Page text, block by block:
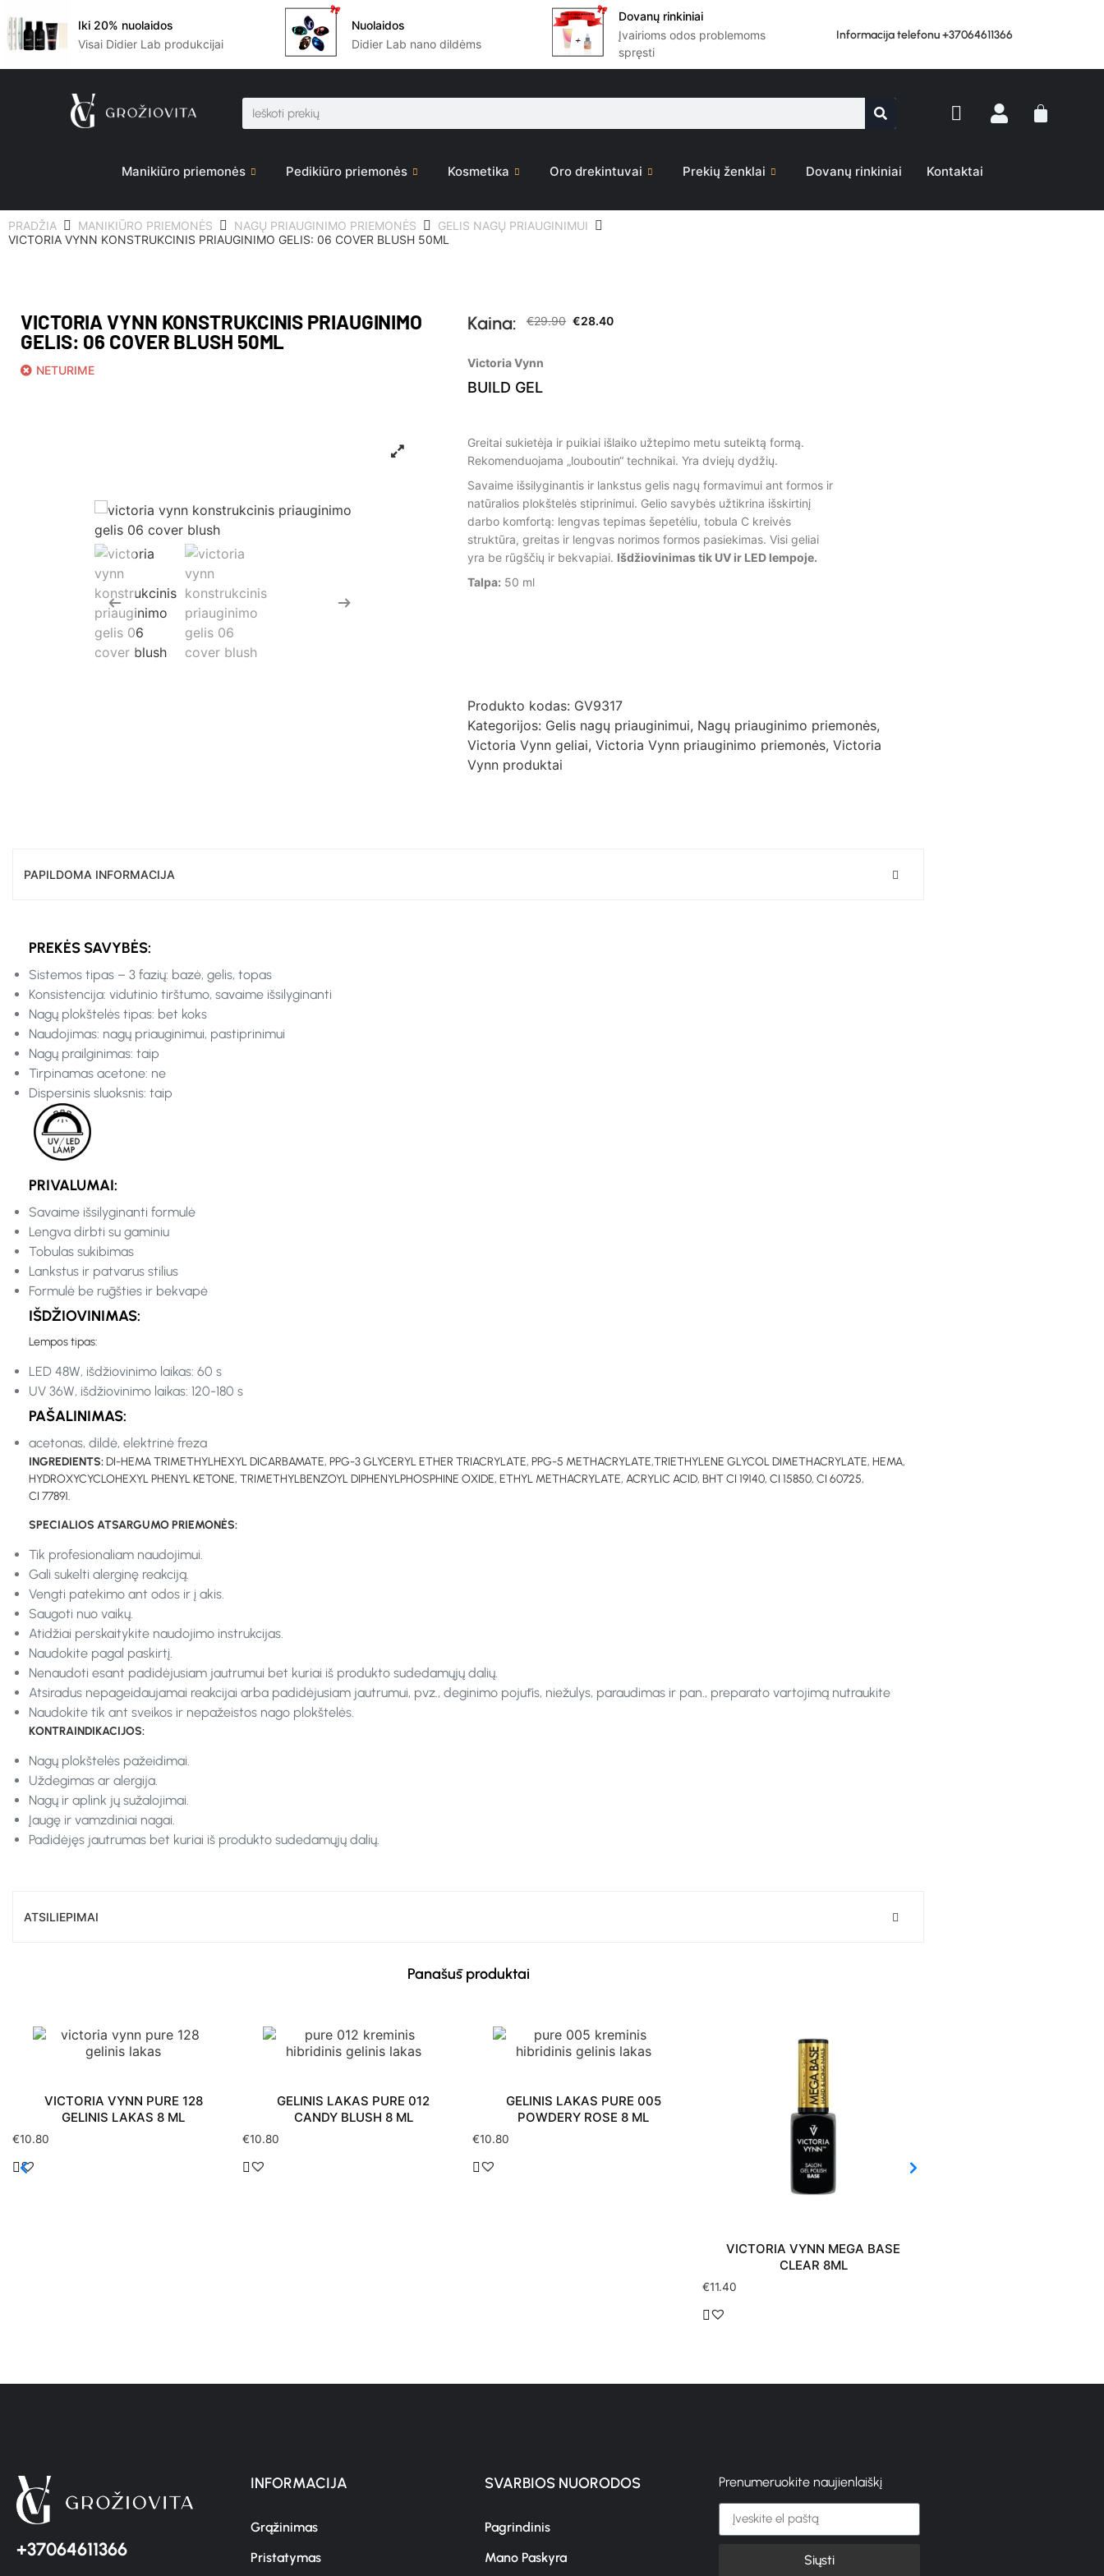
Iki 20% nuolaidos
Visai Didier Lab produkcijai
Nuolaidos
Didier Lab nano dildėms
Dovanų rinkiniai
Įvairioms odos problemoms
spręsti
Informacija telefonu +37064611366
Manikiūro priemonės Pedikiūro priemonės Kosmetika Oro drekintuvai Prekių ženklai Dovanų rinkiniai Kontaktai
PRADŽIA MANIKIŪRO PRIEMONĖS NAGŲ PRIAUGINIMO PRIEMONĖS
GELIS NAGŲ PRIAUGINIMUI
VICTORIA VYNN KONSTRUKCINIS PRIAUGINIMO GELIS: 06 COVER BLUSH 50ML
VICTORIA VYNN KONSTRUKCINIS PRIAUGINIMO
GELIS: 06 COVER BLUSH 50ML
NETURIME
Kaina: €29.90 €28.40
Victoria Vynn
BUILD GEL
Greitai sukietėja ir puikiai išlaiko užtepimo metu suteiktą formą.
Rekomenduojama „louboutin“ technikai. Yra dviejų dydžių.
Savaime išsilyginantis ir lankstus gelis nagų formavimui ant formos ir
natūralios plokštelės stiprinimui. Gelio savybės užtikrina išskirtinį
darbo komfortą: lengvas tepimas šepetėliu, tobula C kreivės
struktūra, greitas ir lengvas norimos formos pasiekimas. Visi geliai
yra be rūgščių ir bekvapiai. Išdžiovinimas tik UV ir LED lempoje.
Talpa: 50 ml
Produkto kodas: GV9317
Kategorijos: Gelis nagų priauginimui, Nagų priauginimo priemonės,
Victoria Vynn geliai, Victoria Vynn priauginimo priemonės, Victoria
Vynn produktai
PAPILDOMA INFORMACIJA
PREKĖS SAVYBĖS:
Sistemos tipas – 3 fazių: bazė, gelis, topas
Konsistencija: vidutinio tirštumo, savaime išsilyginanti
Nagų plokštelės tipas: bet koks
Naudojimas: nagų priauginimui, pastiprinimui
Nagų prailginimas: taip
Tirpinamas acetone: ne
Dispersinis sluoksnis: taip
PRIVALUMAI:
Savaime išsilyginanti formulė
Lengva dirbti su gaminiu
Tobulas sukibimas
Lankstus ir patvarus stilius
Formulė be rūgšties ir bekvapė
IŠDŽIOVINIMAS:
Lempos tipas:
LED 48W, išdžiovinimo laikas: 60 s
UV 36W, išdžiovinimo laikas: 120-180 s
PAŠALINIMAS:
acetonas, dildė, elektrinė freza
INGREDIENTS:DI-HEMA TRIMETHYLHEXYL DICARBAMATE, PPG-3 GLYCERYL ETHER TRIACRYLATE, PPG-5 METHACRYLATE,TRIETHYLENE GLYCOL DIMETHACRYLATE, HEMA,
HYDROXYCYCLOHEXYL PHENYL KETONE, TRIMETHYLBENZOYL DIPHENYLPHOSPHINE OXIDE, ETHYL METHACRYLATE, ACRYLIC ACID, BHT CI 19140, CI 15850, CI 60725,
CI 77891.
SPECIALIOS ATSARGUMO PRIEMONĖS:
Tik profesionaliam naudojimui.
Gali sukelti alerginę reakciją.
Vengti patekimo ant odos ir į akis.
Saugoti nuo vaikų.
Atidžiai perskaitykite naudojimo instrukcijas.
Naudokite pagal paskirtį.
Nenaudoti esant padidėjusiam jautrumui bet kuriai iš produkto sudedamųjų dalių.
Atsiradus nepageidaujamai reakcijai arba padidėjusiam jautrumui, pvz., deginimo pojūtis, niežulys, paraudimas ir pan., preparato vartojimą nutraukite
Naudokite tik ant sveikos ir nepažeistos nago plokštelės.
KONTRAINDIKACIJOS:
Nagų plokštelės pažeidimai.
Uždegimas ar alergija.
Nagų ir aplink jų sužalojimai.
Įaugę ir vamzdiniai nagai.
Padidėjęs jautrumas bet kuriai iš produkto sudedamųjų dalių.
ATSILIEPIMAI
Panašūs produktai
VICTORIA VYNN PURE 128
GELINIS LAKAS 8 ML
€10.80
GELINIS LAKAS PURE 012
CANDY BLUSH 8 ML
€10.80
GELINIS LAKAS PURE 005
POWDERY ROSE 8 ML
€10.80
VICTORIA VYNN MEGA BASE
CLEAR 8ML
€11.40
+37064611366
INFORMACIJA
Grąžinimas
Pristatymas
SVARBIOS NUORODOS
Pagrindinis
Mano Paskyra
Prenumeruokite naujienlaiškį
Siųsti